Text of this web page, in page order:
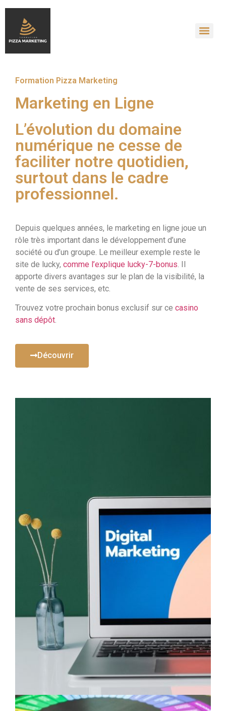
Formation Pizza Marketing
Marketing en Ligne
L’évolution du domaine
numérique ne cesse de
faciliter notre quotidien,
surtout dans le cadre
professionnel.
Depuis quelques années, le marketing en ligne joue un
rôle très important dans le développement d’une
société ou d’un groupe. Le meilleur exemple reste le
site de lucky, comme l’explique lucky-7-bonus. Il
apporte divers avantages sur le plan de la visibilité, la
vente de ses services, etc.
Trouvez votre prochain bonus exclusif sur ce casino
sans dépôt.
Découvrir